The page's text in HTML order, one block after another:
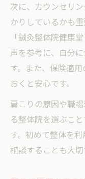
次に、カウンセリ
かりしているかも
「鍼灸整体院健康
声を参考に、自分
す。また、保険適
おくと安心です。
肩こりの原因や職
る整体院を選ぶこ
す。初めて整体を
相談することも大切